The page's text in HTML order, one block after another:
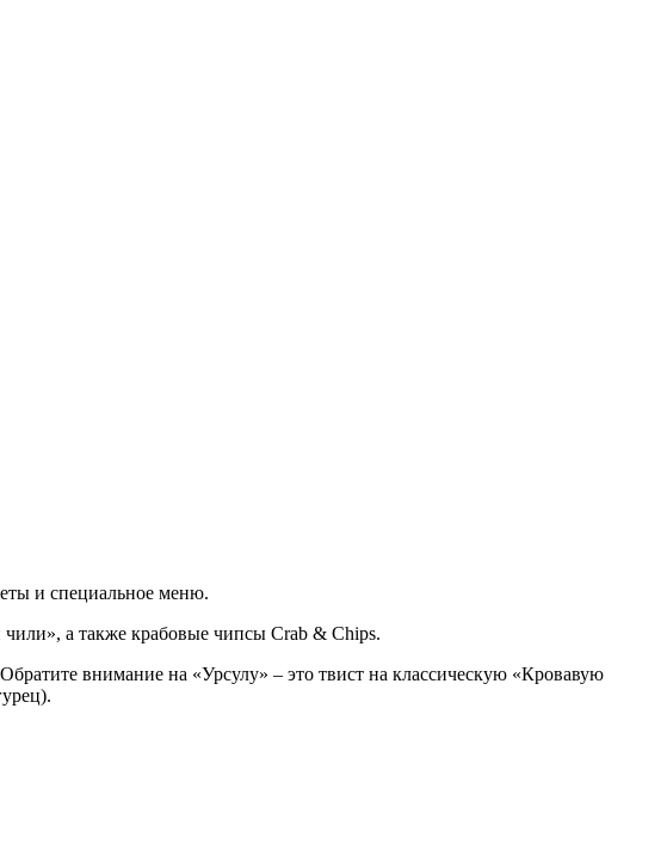
и специальное меню.
а также крабовые чипсы Crab & Chips.
внимание на «Урсулу» – это твист на классическую «Кровавую